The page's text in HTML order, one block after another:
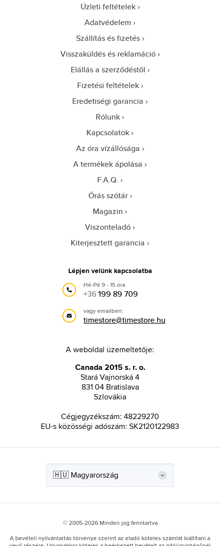
Üzleti feltételek
Adatvédelem
Szállítás és fizetés
Visszaküldés és reklamáció
Elállás a szerződéstől
Fizetési feltételek
Eredetiségi garancia
Rólunk
Kapcsolatok
Az óra vízállósága
A termékek ápolása
F.A.Q.
Órás szótár
Magazin
Viszonteladó
Kiterjesztett garancia
Lépjen velünk kapcsolatba
Hé-Pé 9 - 15 óra
+36199 89 709
vagy emailben:
timestore@timestore.hu
A weboldal üzemeltetője:
Canada 2015 s. r. o.
Stará Vajnorská 4
831 04 Bratislava
Szlovákia
Cégjegyzékszám: 48229270
EU-s közösségi adószám: SK2120122983
© 2005-2026 Minden jog fenntartva
A bevételi nyilvántartás törvénye szerint az eladó köteles számlát kiállítani a